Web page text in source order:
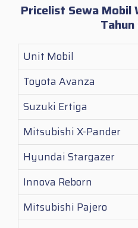
Pricelist Sewa Mobil
Unit Mobil
Toyota Avanza
Suzuki Ertiga
Mitsubishi X-Pander
Hyundai Stargazer
Innova Reborn
Mitsubishi Pajero